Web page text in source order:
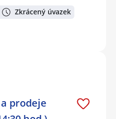
Zkrácený úvazek
prodeje